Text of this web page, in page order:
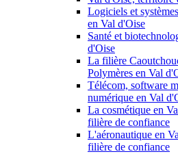
Logiciels et
en Val d'Oise
Santé et
d'Oise
La filière
Polymères en Val
Télécom, software
numérique en Val
La cosmétique en
filière de confiance
L'aéronautique en
filière de confiance